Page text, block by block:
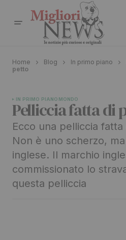
Home Blog In primo piano
petto
IN PRIMO PIANO MONDO
Pelliccia fatta di
Ecco una pelliccia
Non è uno scherzo,
inglese. Il marchio
commissionato lo
questa pelliccia